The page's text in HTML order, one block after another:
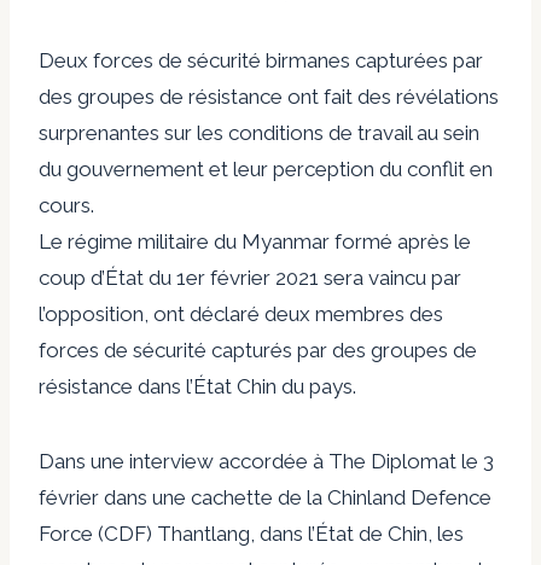
Deux forces de sécurité birmanes capturées par
des groupes de résistance ont fait des révélations
surprenantes sur les conditions de travail au sein
du gouvernement et leur perception du conflit en
cours.
Le régime militaire du Myanmar formé après le
coup d’État du 1er février 2021 sera vaincu par
l’opposition, ont déclaré deux membres des
forces de sécurité capturés par des groupes de
résistance dans l’État Chin du pays.
Dans une interview accordée à The Diplomat le 3
février dans une cachette de la Chinland Defence
Force (CDF) Thantlang, dans l’État de Chin, les